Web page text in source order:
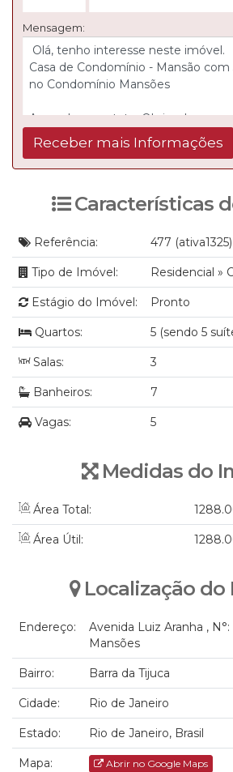
Mensagem:
Características
Referência: 477 (ativa1325)
Tipo de Imóvel: Residencial »
Estágio do Imóvel: Pronto
Quartos: 5 (sendo 5
Salas: 3
Banheiros: 7
Vagas: 5
Medidas do
Área Total: 1288
Área Útil: 1288
Localização do
Endereço: Avenida Luiz Aranha , N°:
Mansões
Bairro: Barra da Tijuca
Cidade: Rio de Janeiro
Estado: Rio de Janeiro, Brasil
Mapa: Abrir no Google Maps